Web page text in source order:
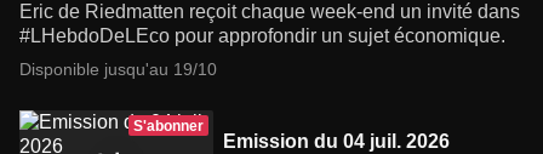
Eric de Riedmatten reçoit chaque week-end un invité dans
#LHebdoDeLEco pour approfondir un sujet économique.
Disponible jusqu'au 19/10
S'abonner
Emission du 04 juil. 2026